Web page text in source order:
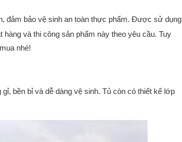
đảm bảo vệ sinh an toàn thực phẩm. Được sử dụng
hàng và thi công sản phẩm này theo yêu cầu. Tuy
nhé!
bền bỉ và dễ dàng vệ sinh. Tủ còn có thiết kế lớp